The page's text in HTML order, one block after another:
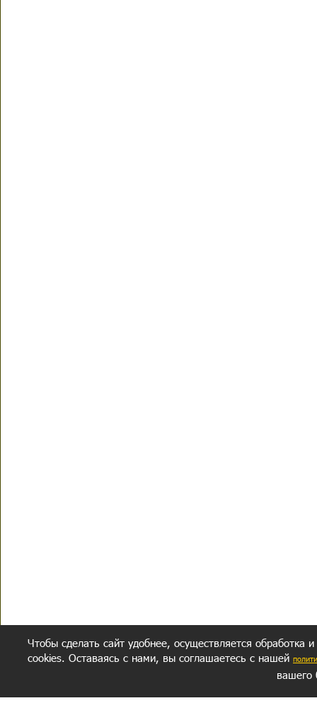
Чтобы сделать сайт удобнее, осуществляется обработка
cookies. Оставаясь с нами, вы соглашаетесь с нашей
вашего